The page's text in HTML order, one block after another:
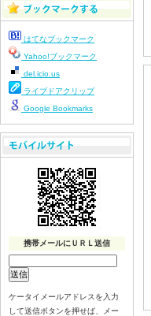
はてなブックマーク
Yahoo!ブックマーク
del.icio.us
ライブドアクリップ
Google Bookmarks
携帯メールにＵＲＬ送信
ケータイメールアドレスを入力
して送信ボタンを押せば、メー